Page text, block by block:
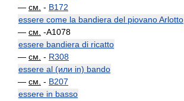
— см. - B172
essere come la bandiera del piovano Arlotto
— см. -A1078
essere bandiera di ricatto
— см. - R308
essere al (или in) bando
— см. - B207
essere in basso